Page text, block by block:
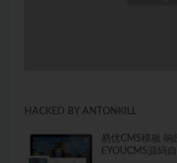
HACKED BY ANTONKILL
易优CMS模板 响
EYOUCMS源码